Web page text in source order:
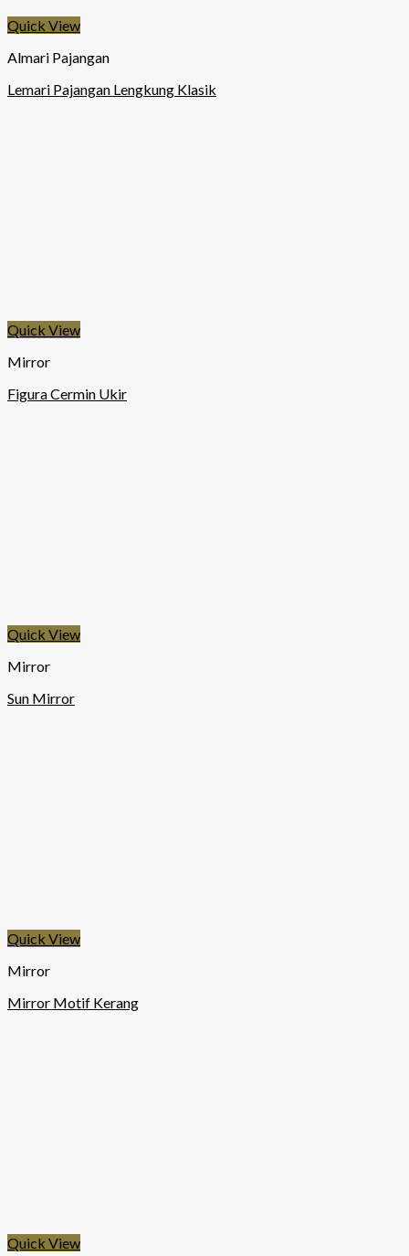
Quick View
Almari Pajangan
Lemari Pajangan Lengkung Klasik
Quick View
Mirror
Figura Cermin Ukir
Quick View
Mirror
Sun Mirror
Quick View
Mirror
Mirror Motif Kerang
Quick View